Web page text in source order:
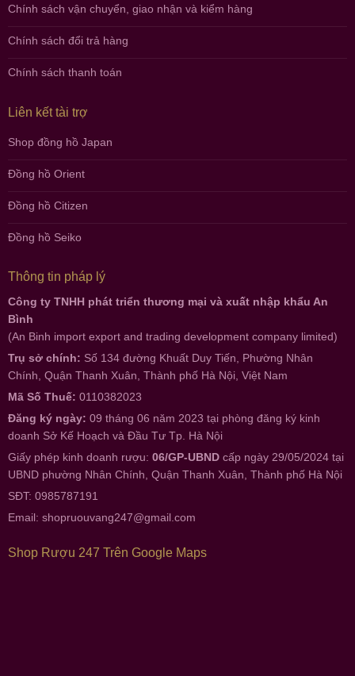
Chính sách vận chuyển, giao nhận và kiểm hàng
Chính sách đổi trả hàng
Chính sách thanh toán
Liên kết tài trợ
Shop đồng hồ Japan
Đồng hồ Orient
Đồng hồ Citizen
Đồng hồ Seiko
Thông tin pháp lý
Công ty TNHH phát triển thương mại và xuất nhập khẩu An
Bình
(An Binh import export and trading development company limited)
Trụ sở chính: Số 134 đường Khuất Duy Tiến, Phường Nhân
Chính, Quận Thanh Xuân, Thành phố Hà Nội, Việt Nam
Mã Số Thuế: 0110382023
Đăng ký ngày: 09 tháng 06 năm 2023 tại phòng đăng ký kinh
doanh Sở Kế Hoạch và Đầu Tư Tp. Hà Nội
Giấy phép kinh doanh rượu: 06/GP-UBND cấp ngày 29/05/2024 tại
UBND phường Nhân Chính, Quận Thanh Xuân, Thành phố Hà Nội
SĐT: 0985787191
Email: shopruouvang247@gmail.com
Shop Rượu 247 Trên Google Maps